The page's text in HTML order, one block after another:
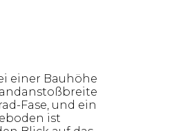
einer Bauhöhe
Fase, und ein
ist